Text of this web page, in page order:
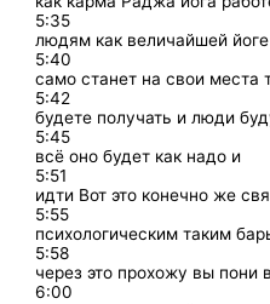
5:35
людям как величайшей йоге
5:40
само станет на свои места
5:42
будете получать и люди
5:45
всё оно будет как надо и
5:51
идти Вот это конечно же
5:55
психологическим таким
5:58
через это прохожу вы пони
6:00